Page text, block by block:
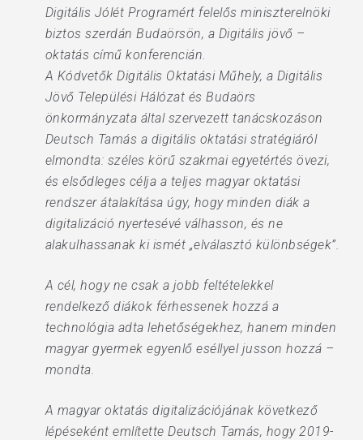
Digitális Jólét Programért felelős miniszterelnöki
biztos szerdán Budaörsön, a Digitális jövő –
oktatás című konferencián.
A Kódvetők Digitális Oktatási Műhely, a Digitális
Jövő Települési Hálózat és Budaörs
önkormányzata által szervezett tanácskozáson
Deutsch Tamás a digitális oktatási stratégiáról
elmondta: széles körű szakmai egyetértés övezi,
és elsődleges célja a teljes magyar oktatási
rendszer átalakítása úgy, hogy minden diák a
digitalizáció nyertesévé válhasson, és ne
alakulhassanak ki ismét „elválasztó különbségek”.
A cél, hogy ne csak a jobb feltételekkel
rendelkező diákok férhessenek hozzá a
technológia adta lehetőségekhez, hanem minden
magyar gyermek egyenlő eséllyel jusson hozzá –
mondta.
A magyar oktatás digitalizációjának következő
lépéseként említette Deutsch Tamás, hogy 2019-